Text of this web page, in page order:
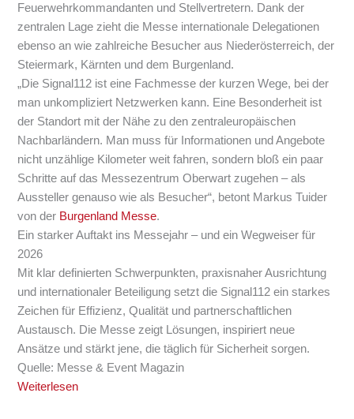
Feuerwehrkommandanten und Stellvertretern. Dank der
zentralen Lage zieht die Messe internationale Delegationen
ebenso an wie zahlreiche Besucher aus Niederösterreich, der
Steiermark, Kärnten und dem Burgenland.
„Die Signal112 ist eine Fachmesse der kurzen Wege, bei der
man unkompliziert Netzwerken kann. Eine Besonderheit ist
der Standort mit der Nähe zu den zentraleuropäischen
Nachbarländern. Man muss für Informationen und Angebote
nicht unzählige Kilometer weit fahren, sondern bloß ein paar
Schritte auf das Messezentrum Oberwart zugehen – als
Aussteller genauso wie als Besucher“, betont Markus Tuider
von der Burgenland Messe.
Ein starker Auftakt ins Messejahr – und ein Wegweiser für
2026
Mit klar definierten Schwerpunkten, praxisnaher Ausrichtung
und internationaler Beteiligung setzt die Signal112 ein starkes
Zeichen für Effizienz, Qualität und partnerschaftlichen
Austausch. Die Messe zeigt Lösungen, inspiriert neue
Ansätze und stärkt jene, die täglich für Sicherheit sorgen.
Quelle: Messe & Event Magazin
Weiterlesen